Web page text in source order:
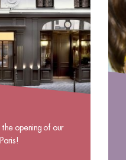
opening of our